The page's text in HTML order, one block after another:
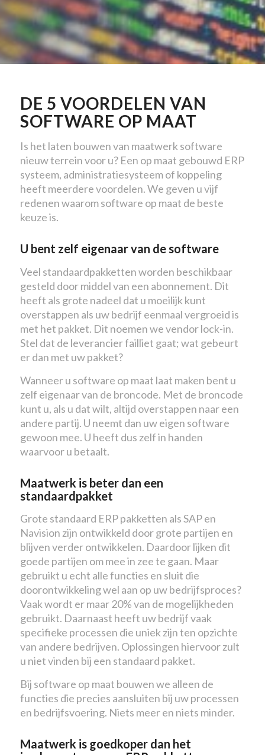
DE 5 VOORDELEN VAN
SOFTWARE OP MAAT
Is het laten bouwen van maatwerk software
nieuw terrein voor u? Een op maat gebouwd ERP
systeem, administratiesysteem of koppeling
heeft meerdere voordelen. We geven u vijf
redenen waarom software op maat de beste
keuze is.
U bent zelf eigenaar van de software
Veel standaardpakketten worden beschikbaar
gesteld door middel van een abonnement. Dit
heeft als grote nadeel dat u moeilijk kunt
overstappen als uw bedrijf eenmaal vergroeid is
met het pakket. Dit noemen we vendor lock-in.
Stel dat de leverancier failliet gaat; wat gebeurt
er dan met uw pakket?
Wanneer u software op maat laat maken bent u
zelf eigenaar van de broncode. Met de broncode
kunt u, als u dat wilt, altijd overstappen naar een
andere partij. U neemt dan uw eigen software
gewoon mee. U heeft dus zelf in handen
waarvoor u betaalt.
Maatwerk is beter dan een
standaardpakket
Grote standaard ERP pakketten als SAP en
Navision zijn ontwikkeld door grote partijen en
blijven verder ontwikkelen. Daardoor lijken dit
goede partijen om mee in zee te gaan. Maar
gebruikt u echt alle functies en sluit die
doorontwikkeling wel aan op uw bedrijfsproces?
Vaak wordt er maar 20% van de mogelijkheden
gebruikt. Daarnaast heeft uw bedrijf vaak
specifieke processen die uniek zijn ten opzichte
van andere bedrijven. Oplossingen hiervoor zult
u niet vinden bij een standaard pakket.
Bij software op maat bouwen we alleen de
functies die precies aansluiten bij uw processen
en bedrijfsvoering. Niets meer en niets minder.
Maatwerk is goedkoper dan het